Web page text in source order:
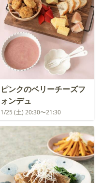
ピンクのベリーチーズフ
ォンデュ
1/25 (土) 20:30〜21:30